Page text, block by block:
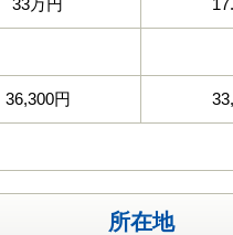
33万円
36,300円
所在地